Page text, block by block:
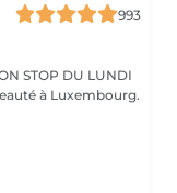
993
STOP DU LUNDI